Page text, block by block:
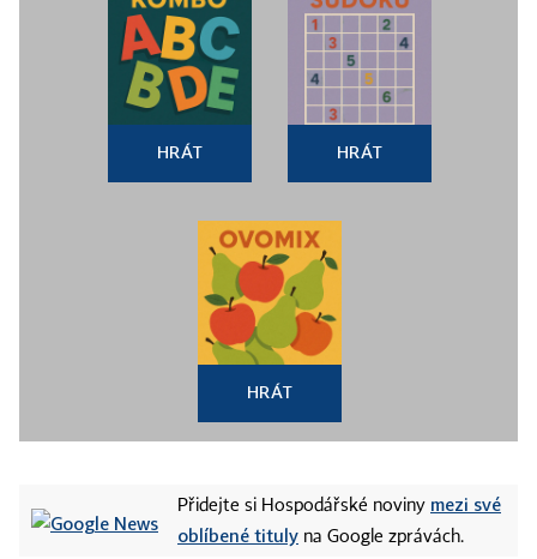
HRÁT HRÁT
HRÁT
Přidejte si Hospodářské noviny mezi své
oblíbené tituly na Google zprávách.